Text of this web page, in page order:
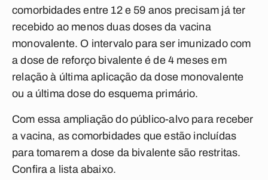
comorbidades entre 12 e 59 anos precisam já ter
recebido ao menos duas doses da vacina
monovalente. O intervalo para ser imunizado com
a dose de reforço bivalente é de 4 meses em
relação à última aplicação da dose monovalente
ou a última dose do esquema primário.
Com essa ampliação do público-alvo para receber
a vacina, as comorbidades que estão incluídas
para tomarem a dose da bivalente são restritas.
Confira a lista abaixo.